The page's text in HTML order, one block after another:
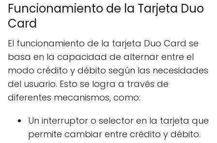
Funcionamiento de la Tarjeta Duo
Card
El funcionamiento de la tarjeta Duo Card se
basa en la capacidad de alternar entre el
modo crédito y débito según las necesidades
del usuario. Esto se logra a través de
diferentes mecanismos, como:
Un interruptor o selector en la tarjeta que
permite cambiar entre crédito y débito.